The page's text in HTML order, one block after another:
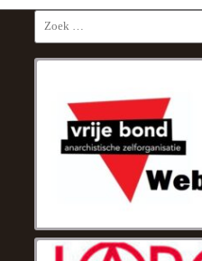
Search
for: